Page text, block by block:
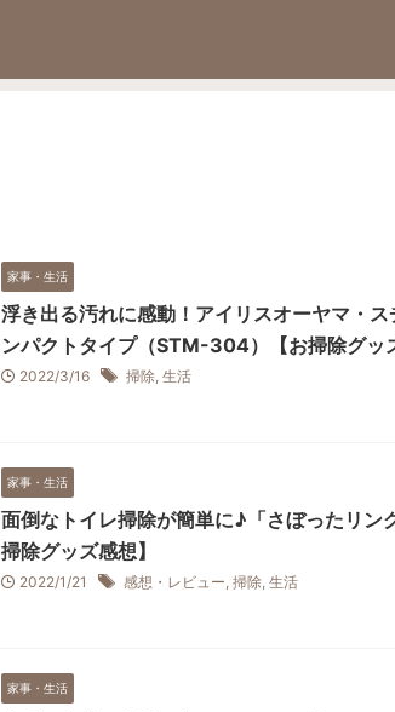
家事・生活
浮き出る汚れに感動！アイリスオーヤマ・
ンパクトタイプ（STM-304）【お掃除グッ
2022/3/16 掃除 生活
家事・生活
面倒なトイレ掃除が簡単に♪「さぼったリン
掃除グッズ感想】
2022/1/21 感想・レビュー, 掃除, 生活
家事・生活